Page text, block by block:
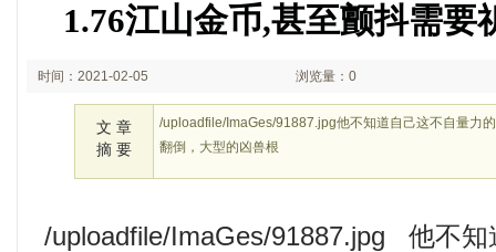
1.76江山金币,甚至颤抖需要
时间：2021-02-05 浏览量：0
文 章
摘 要
/uploadfile/ImaGes/91887.jpg他不知道自己这不自量力
翻倒，大型的凶兽根
/uploadfile/ImaGes/91887.jpg 他不知